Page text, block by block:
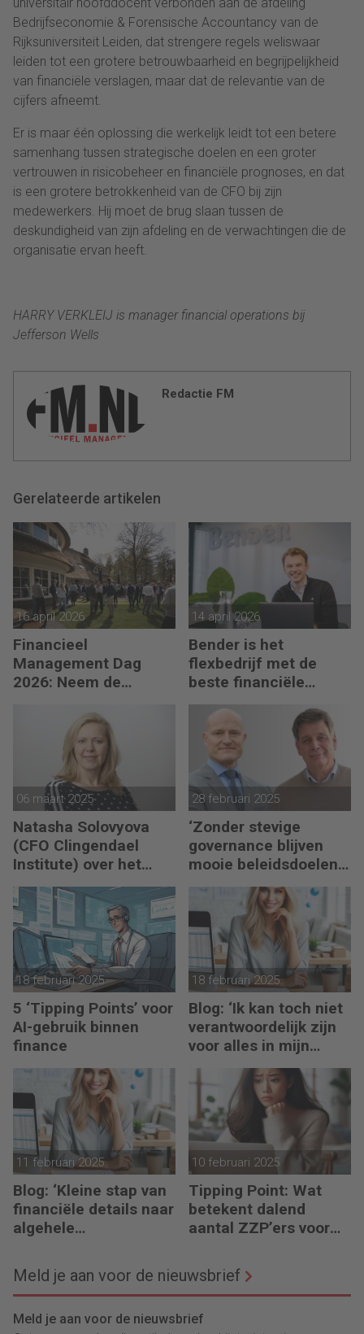
Bedrijfseconomie & Forensische Accountancy van de
Rijksuniversiteit Leiden, dat strengere regels weliswaar
leiden tot een grotere betrouwbaarheid en begrijpelijkheid
van financiële verslagen, maar dat de relevantie van de
cijfers afneemt.
Er is maar één oplossing die werkelijk leidt tot een betere
samenhang tussen strategische doelen en een groter
vertrouwen in risicobeheer en financiële prognoses, en dat
is een grotere betrokkenheid van de CFO bij zijn
medewerkers. Hij moet de brug slaan tussen de
deskundigheid van zijn afdeling en de verwachtingen die de
organisatie ervan heeft.
HARRY VERKLEIJ is manager financial operations bij
Jefferson Wells
Redactie FM
Gerelateerde artikelen
16 april 2026
Financieel
Management Dag
2026: Neem de
14 april 2026
Bender is het
flexbedrijf met de
beste financiële
prestatie
06 maart 2025
Natasha Solovyova
(CFO Clingendael
Institute) over het
positioneren van het
finance-team als
strategische
businesspartner
28 februari 2025
‘Zonder stevige
governance blijven
mooie beleidsdoelen
snel steken in goede
voornemens.’
18 februari 2025
5 ‘Tipping Points’ voor
AI-gebruik binnen
finance
18 februari 2025
Blog: ‘Ik kan toch niet
verantwoordelijk zijn
voor alles in mijn
waardeketen?’
11 februari 2025
Blog: ‘Kleine stap van
financiële details naar
algehele
10 februari 2025
Tipping Point: Wat
betekent dalend
aantal ZZP’ers voor
Meld je aan voor de nieuwsbrief
Meld je aan voor de nieuwsbrief